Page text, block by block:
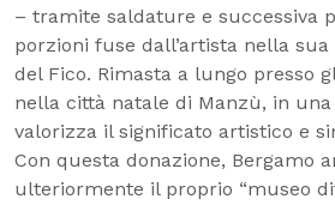
– tramite saldature e successiva
porzioni fuse dall’artista nella
del Fico. Rimasta a lungo presso
nella città natale di Manzù, in
valorizza il significato artistico e
Con questa donazione, Bergamo
ulteriormente il proprio “museo